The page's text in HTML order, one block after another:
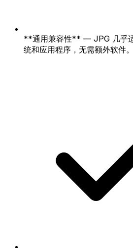
**通用兼容性** — JPG 几乎
统和应用程序，无需额外软件。